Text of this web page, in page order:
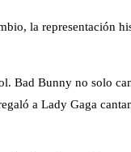
la representación
Bad Bunny no solo
a Lady Gaga